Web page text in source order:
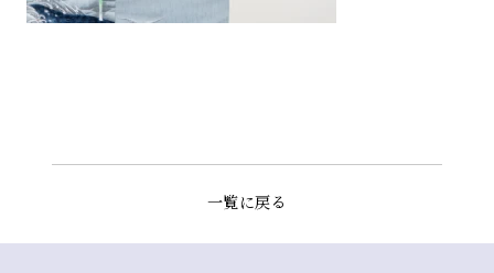
一覧に戻る